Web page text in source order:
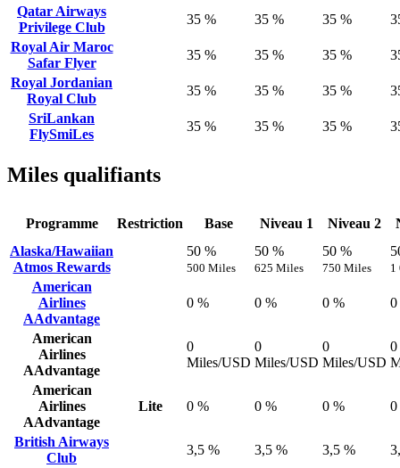
Qatar Airways
Privilege Club
35 % 35 % 35 %
Royal Air Maroc
Safar Flyer
35 % 35 % 35 %
Royal Jordanian
Royal Club
35 % 35 % 35 %
SriLankan
FlySmiLes
35 % 35 % 35 %
Miles qualifiants
Programme Restriction Base Niveau 1 Niveau 2
Alaska/Hawaiian
Atmos Rewards
50 %
500 Miles
50 %
625 Miles
50 %
750 Miles 1
American
Airlines
AAdvantage
0 % 0 % 0 % 0
American
Airlines
AAdvantage
0
Miles/USD
0
Miles/USD
0
Miles/USD
0
American
Airlines
AAdvantage
Lite 0 % 0 % 0 % 0
British Airways
Club
3,5 % 3,5 % 3,5 %